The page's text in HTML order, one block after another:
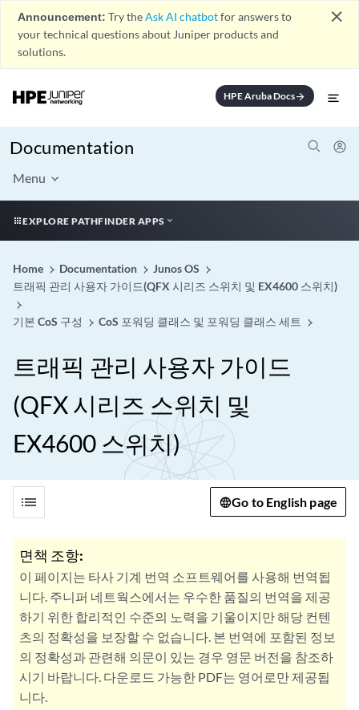
Announcement: Try theAsk AI chatbotfor answers to
your technical questions about Juniper products and
solutions.
close
HPE Aruba Docsarrow_forward
Documentation
Menu
EXPLORE PATHFINDER APPS
Home Documentation
Junos OS
트래픽 관리 사용자 가이드(QFX 시리즈 스위치 및 EX4600 스위치)
기본 CoS 구성 CoS 포워딩 클래스 및 포워딩 클래스 세트
트래픽 관리 사용자 가이드
(QFX 시리즈 스위치 및
EX4600 스위치)
list Go to English page
면책 조항:
이 페이지는 타사 기계 번역 소프트웨어를 사용해 번역됩
니다. 주니퍼 네트웍스에서는 우수한 품질의 번역을 제공
하기 위한 합리적인 수준의 노력을 기울이지만 해당 컨텐
츠의 정확성을 보장할 수 없습니다. 본 번역에 포함된 정보
의 정확성과 관련해 의문이 있는 경우 영문 버전을 참조하
시기 바랍니다. 다운로드 가능한 PDF는 영어로만 제공됩
니다.